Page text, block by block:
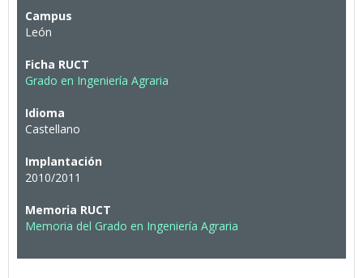
Campus
León
Ficha RUCT
Grado en Ingeniería Agraria
Idioma
Castellano
Implantación
2010/2011
Memoria RUCT
Memoria del Grado en Ingeniería Agraria